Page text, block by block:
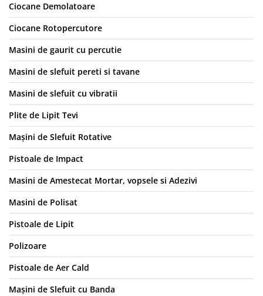
Ciocane Demolatoare
Ciocane Rotopercutore
Masini de gaurit cu percutie
Masini de slefuit pereti si tavane
Masini de slefuit cu vibratii
Plite de Lipit Tevi
Mașini de Slefuit Rotative
Pistoale de Impact
Masini de Amestecat Mortar, vopsele si Adezivi
Masini de Polisat
Pistoale de Lipit
Polizoare
Pistoale de Aer Cald
Mașini de Slefuit cu Banda